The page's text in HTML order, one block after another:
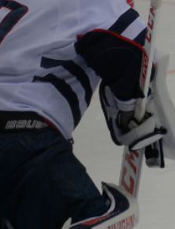
Амур
Барыс
Салават Юлаев
Сибирь